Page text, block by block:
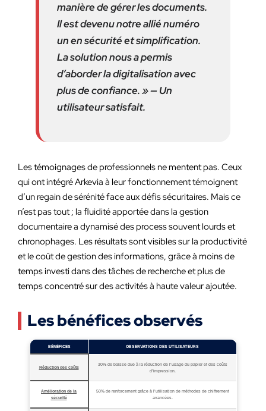
manière de gérer les documents.
Il est devenu notre allié numéro
un en sécurité et simplification.
La solution nous a permis
d’aborder la digitalisation avec
plus de confiance. » — Un
utilisateur satisfait.
Les témoignages de professionnels ne mentent pas. Ceux
qui ont intégré Arkevia à leur fonctionnement témoignent
d’un regain de sérénité face aux défis sécuritaires. Mais ce
n’est pas tout ; la fluidité apportée dans la gestion
documentaire a dynamisé des process souvent lourds et
chronophages. Les résultats sont visibles sur la productivité
et le coût de gestion des informations, grâce à moins de
temps investi dans des tâches de recherche et plus de
temps concentré sur des activités à haute valeur ajoutée.
Les bénéfices observés
BÉNÉFICES OBSERVATIONS DES UTILISATEURS
Réduction des coûts
30% de baisse due à la réduction de l’usage du papier et des coûts
d’impression.
Amélioration de la
sécurité
50% de renforcement grâce à l’utilisation de méthodes de chiffrement
avancées.